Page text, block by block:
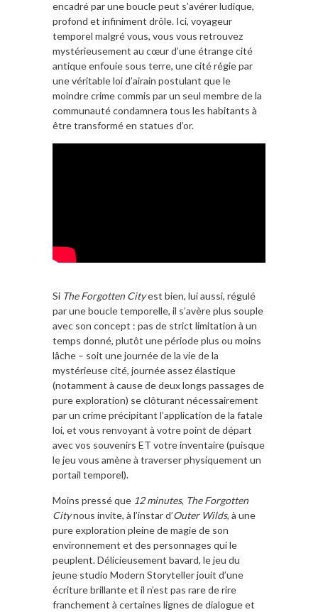
encadré par une boucle peut s’avérer ludique,
profond et infiniment drôle. Ici, voyageur
temporel malgré vous, vous vous retrouvez
mystérieusement au cœur d’une étrange cité
antique enfouie sous terre, une cité régie par
une véritable loi d’airain postulant que le
moindre crime commis par un seul membre de la
communauté condamnera tous les habitants à
être transformé en statues d’or.
Si The Forgotten Cityest bien, lui aussi, régulé
par une boucle temporelle, il s’avère plus souple
avec son concept : pas de strict limitation à un
temps donné, plutôt une période plus ou moins
lâche – soit une journée de la vie de la
mystérieuse cité, journée assez élastique
(notamment à cause de deux longs passages de
pure exploration) se clôturant nécessairement
par un crime précipitant l’application de la fatale
loi, et vous renvoyant à votre point de départ
avec vos souvenirs ET votre inventaire (puisque
le jeu vous amène à traverser physiquement un
portail temporel).
Moins pressé que 12 minutes, The Forgotten
Citynous invite, à l’instar d’Outer Wilds, à une
pure exploration pleine de magie de son
environnement et des personnages qui le
peuplent. Délicieusement bavard, le jeu du
jeune studio Modern Storyteller jouit d’une
écriture brillante et il n’est pas rare de rire
franchement à certaines lignes de dialogue et